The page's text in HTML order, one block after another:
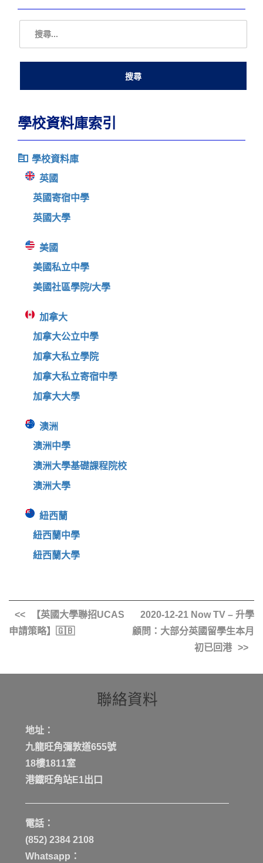
學校資料庫索引
學校資料庫
英國
英國寄宿中學
英國大學
美國
美國私立中學
美國社區學院/大學
加拿大
加拿大公立中學
加拿大私立學院
加拿大私立寄宿中學
加拿大大學
澳洲
澳洲中學
澳洲大學基礎課程院校
澳洲大學
紐西蘭
紐西蘭中學
紐西蘭大學
【英國大學聯招UCAS
申請策略】🇬🇧
2020-12-21 Now TV – 升學
顧問：大部分英國留學生本月
初已回港
聯絡資料
地址：
九龍旺角彌敦道655號
18樓1811室
港鐡旺角站E1出口
電話：
(852) 2384 2108
Whatsapp：